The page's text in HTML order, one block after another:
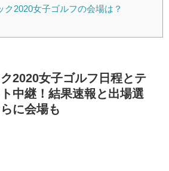
2020女子ゴルフの会場は？
2020女子ゴルフ日程とテ
中継！結果速報と出場選
に会場も